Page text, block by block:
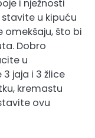
i nježnosti
u kipuću
omekšaju, što bi
Dobro
u
jaja i 3 žlice
kremastu
ovu